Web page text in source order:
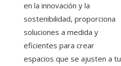
en la innovación y la
sostenibilidad, proporciona
soluciones a medida y
eficientes para crear
espacios que se ajusten a tu